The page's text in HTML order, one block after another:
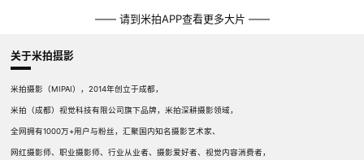
—— 请到米拍APP查看更多大片 ——
关于米拍摄影
米拍摄影（MIPAI），2014年创立于成都，
米拍（成都）视觉科技有限公司旗下品牌，米拍深耕摄影领域，
全网拥有1000万+用户与粉丝，汇聚国内知名摄影艺术家、
网红摄影师、职业摄影师、行业从业者、摄影爱好者、视觉内容消费者，